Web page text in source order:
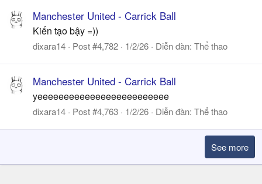
Manchester United - Carrick Ball
Kiến tạo bậy =))
dixara14 Post #4,782 1/2/26 Diễn đàn: Thể thao
Manchester United - Carrick Ball
yeeeeeeeeeeeeeeeeeeeeeeeee
dixara14 Post #4,763 1/2/26 Diễn đàn: Thể thao
See more